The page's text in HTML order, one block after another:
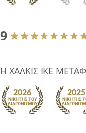
9
Η ΧΑΛΚΙΣ ΙΚΕ